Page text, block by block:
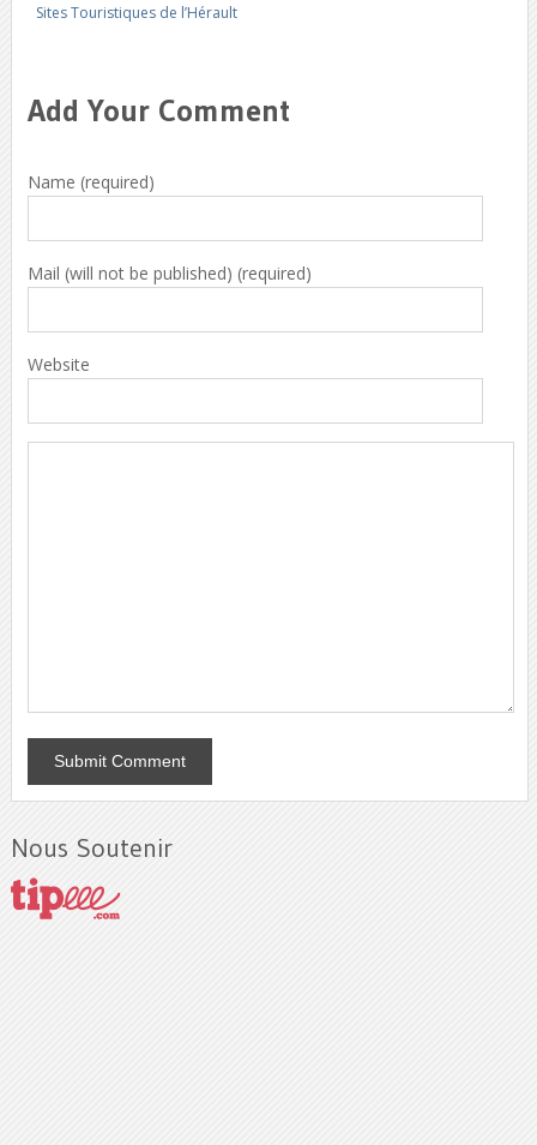
Sites Touristiques de l’Hérault
Add Your Comment
Name (required)
Mail (will not be published) (required)
Website
Nous Soutenir